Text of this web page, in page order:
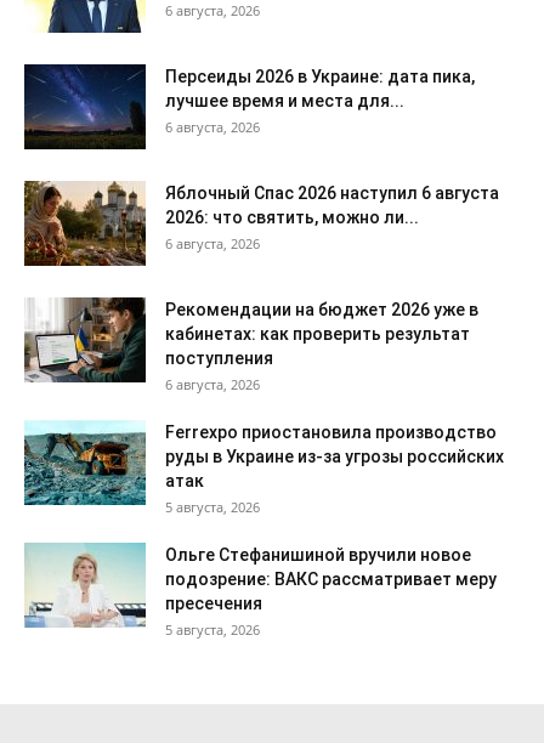
6 августа, 2026
Персеиды 2026 в Украине: дата пика,
лучшее время и места для...
6 августа, 2026
Яблочный Спас 2026 наступил 6 августа
2026: что святить, можно ли...
6 августа, 2026
Рекомендации на бюджет 2026 уже в
кабинетах: как проверить результат
поступления
6 августа, 2026
Ferrexpo приостановила производство
руды в Украине из-за угрозы российских
атак
5 августа, 2026
Ольге Стефанишиной вручили новое
подозрение: ВАКС рассматривает меру
пресечения
5 августа, 2026